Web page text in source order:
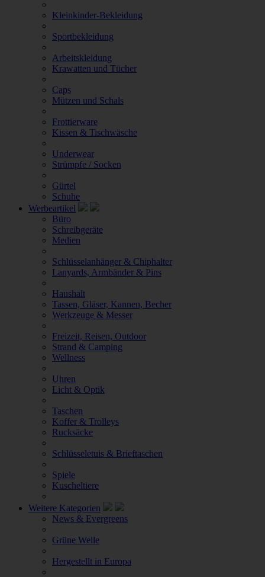
Kleinkinder-Bekleidung
Sportbekleidung
Arbeitskleidung
Krawatten und Tücher
Caps
Mützen und Schals
Frottierware
Kissen & Tischwäsche
Underwear
Strümpfe / Socken
Gürtel
Schuhe
Werbeartikel
Büro
Schreibgeräte
Medien
Schlüsselanhänger & Chiphalter
Lanyards, Armbänder & Pins
Haushalt
Tassen, Gläser, Kannen, Becher
Werkzeuge & Messer
Freizeit, Reisen, Outdoor
Strand & Camping
Wellness
Uhren
Licht & Optik
Taschen
Koffer & Trolleys
Rucksäcke
Schlüsseletuis & Brieftaschen
Spiele
Kuscheltiere
Weitere Kategorien
News & Evergreens
Grüne Welle
Hergestellt in Europa